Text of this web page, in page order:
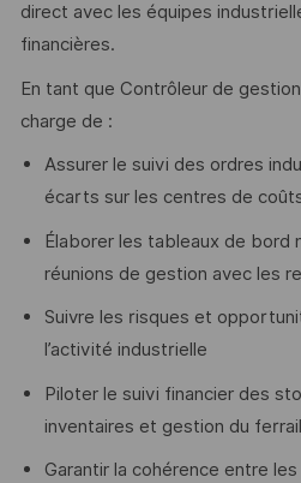
direct avec les équipes
financières.
En tant que Contrôleur de
charge de :
Assurer le suivi des ordres
écarts sur les centres de
Élaborer les tableaux de bord
réunions de gestion avec les
Suivre les risques et
l’activité industrielle
Piloter le suivi financier des
inventaires et gestion du
Garantir la cohérence entre